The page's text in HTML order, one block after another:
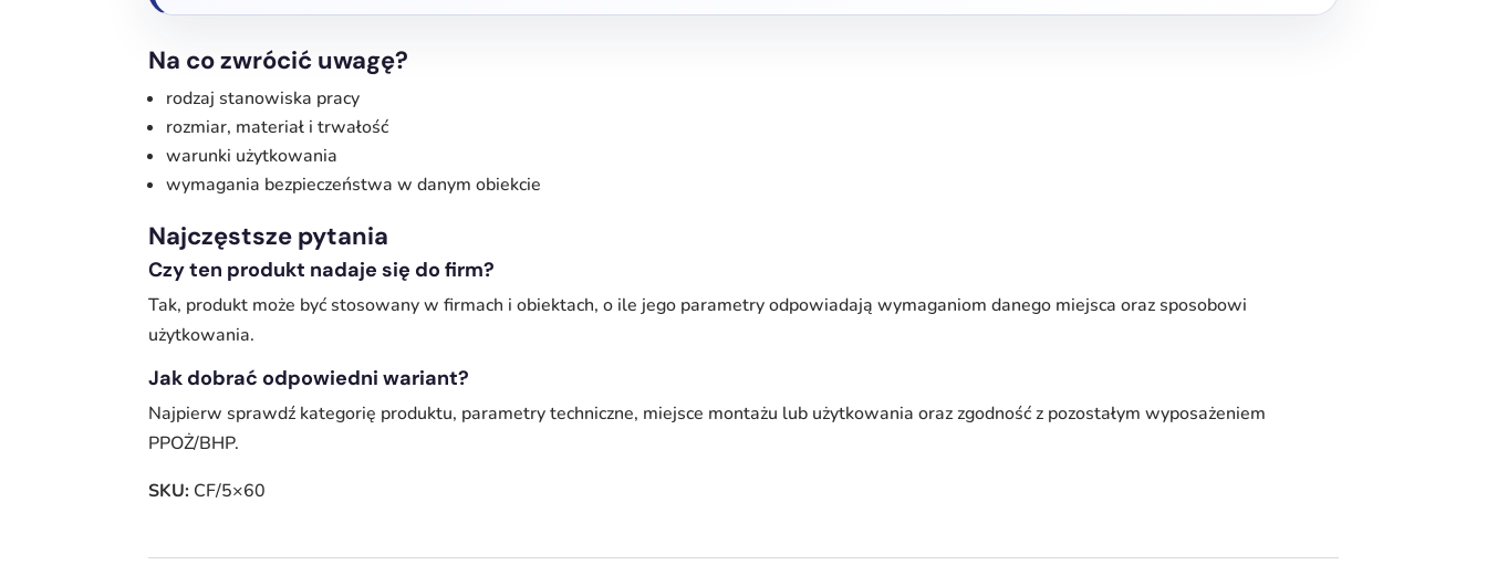
Na co zwrócić uwagę?
rodzaj stanowiska pracy
rozmiar, materiał i trwałość
warunki użytkowania
wymagania bezpieczeństwa w danym obiekcie
Najczęstsze pytania
Czy ten produkt nadaje się do firm?
Tak, produkt może być stosowany w firmach i obiektach, o ile jego parametry odpowiadają wymaganiom danego miejsca oraz sposobowi
użytkowania.
Jak dobrać odpowiedni wariant?
Najpierw sprawdź kategorię produktu, parametry techniczne, miejsce montażu lub użytkowania oraz zgodność z pozostałym wyposażeniem
PPOŻ/BHP.
SKU: CF/5×60